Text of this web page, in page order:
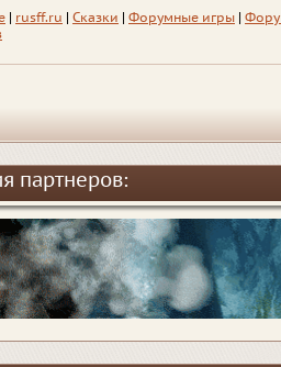
rusff.ru Сказки Форумные игры
партнеров: